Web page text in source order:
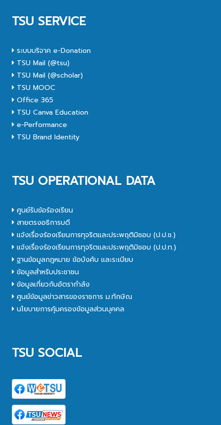
TSU SERVICE
ระบบบริจาค e-Donation
TSU Mail (@tsu)
TSU Mail (@scholar)
TSU MOOC
Office 365
TSU Canva Education
e-Performance
TSU Brand Identity
TSU OPERATIONAL DATA
ศูนย์รับข้อร้องเรียน
สายตรงอธิการบดี
แจ้งเรื่องร้องเรียนการทุจริตและประพฤติมิชอบ (ป.ป.ช.)
แจ้งเรื่องร้องเรียนการทุจริตและประพฤติมิชอบ (ป.ป.ท.)
ฐานข้อมูลกฎหมาย ข้อบังคับ และระเบียบ
ข้อมูลสำหรับประชาชน
ข้อมูลเกี่ยวกับอัตรากำลัง
ศูนย์ข้อมูลข่าวสารของราชการ ม.ทักษิณ
นโยบายการคุ้มครองข้อมูลส่วนบุคคล
TSU SOCIAL